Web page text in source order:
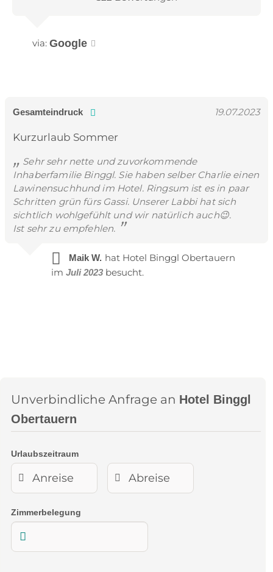
via: Google
Gesamteindruck 19.07.2023
Kurzurlaub Sommer
Sehr sehr nette und zuvorkommende
Inhaberfamilie Binggl. Sie haben selber Charlie einen
Lawinensuchhund im Hotel. Ringsum ist es in paar
Schritten grün fürs Gassi. Unserer Labbi hat sich
sichtlich wohlgefühlt und wir natürlich auch😉.
Ist sehr zu empfehlen.
Maik W. hat Hotel Binggl Obertauern
im Juli 2023 besucht.
Unverbindliche Anfrage an Hotel Binggl
Obertauern
Urlaubszeitraum
Zimmerbelegung